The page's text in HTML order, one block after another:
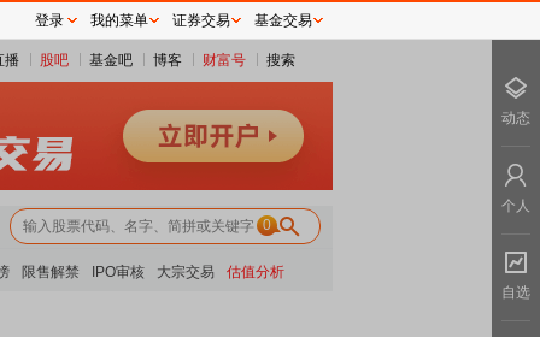
播 股吧 基金吧 博客 财富号 搜索
0
限售解禁 IPO审核 大宗交易 估值分析
登录 我的菜单 证券交易 基金交易
动态
个人
自选